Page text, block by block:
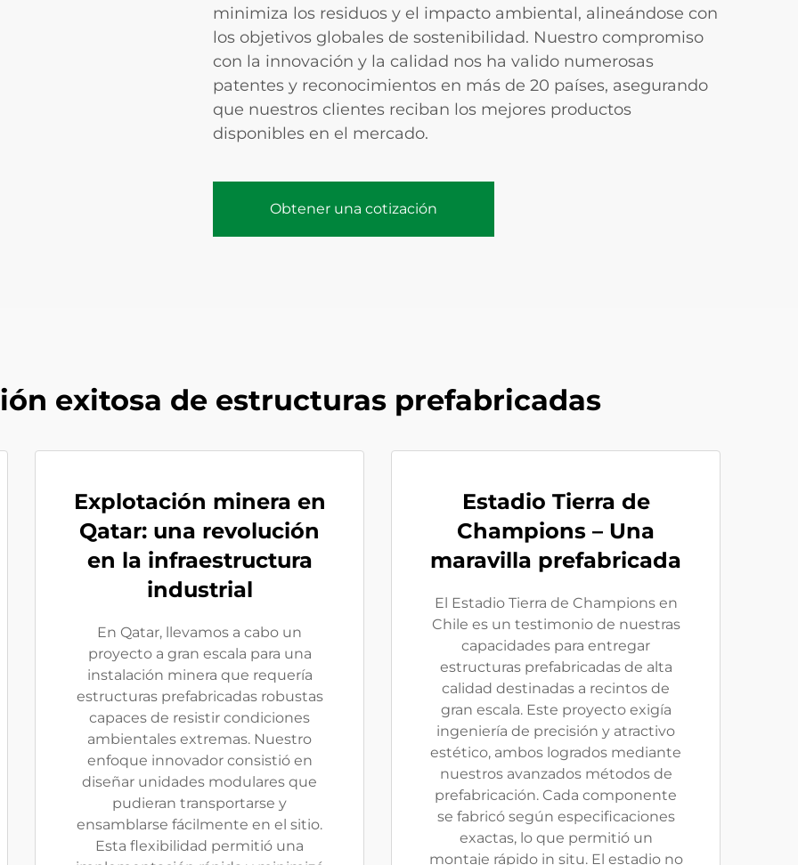
minimiza los residuos y el impacto ambiental, alineándose con
los objetivos globales de sostenibilidad. Nuestro compromiso
con la innovación y la calidad nos ha valido numerosas
patentes y reconocimientos en más de 20 países, asegurando
que nuestros clientes reciban los mejores productos
disponibles en el mercado.
Obtener una cotización
exitosa de estructuras prefabricadas
Explotación minera en
Qatar: una revolución
en la infraestructura
industrial
En Qatar, llevamos a cabo un
proyecto a gran escala para una
instalación minera que requería
estructuras prefabricadas robustas
capaces de resistir condiciones
ambientales extremas. Nuestro
enfoque innovador consistió en
diseñar unidades modulares que
pudieran transportarse y
ensamblarse fácilmente en el sitio.
Esta flexibilidad permitió una
Estadio Tierra de
Champions – Una
maravilla prefabricada
El Estadio Tierra de Champions en
Chile es un testimonio de nuestras
capacidades para entregar
estructuras prefabricadas de alta
calidad destinadas a recintos de
gran escala. Este proyecto exigía
ingeniería de precisión y atractivo
estético, ambos logrados mediante
nuestros avanzados métodos de
prefabricación. Cada componente
se fabricó según especificaciones
exactas, lo que permitió un
montaje rápido in situ. El estadio no